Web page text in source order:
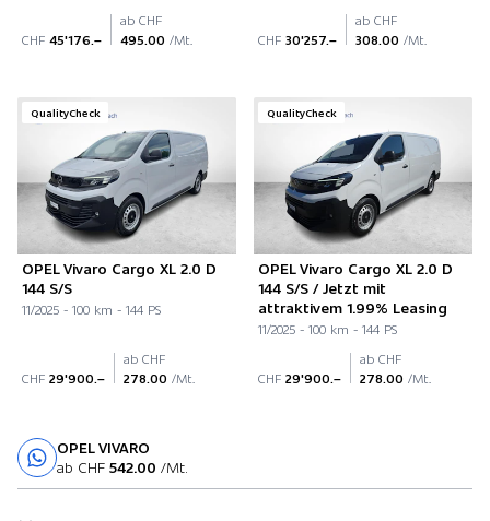
CHF 45'176.–
ab CHF
495.00 /Mt. CHF 30'257.–
ab CHF
308.00 /Mt.
QualityCheck
OPEL Vivaro Cargo XL 2.0 D
144 S/S
11/2025 - 100 km - 144 PS
CHF 29'900.–
ab CHF
278.00 /Mt.
QualityCheck
OPEL Vivaro Cargo XL 2.0 D
144 S/S / Jetzt mit
attraktivem 1.99% Leasing
11/2025 - 100 km - 144 PS
CHF 29'900.–
ab CHF
278.00 /Mt.
OPEL VIVARO
ab CHF 542.00 /Mt.